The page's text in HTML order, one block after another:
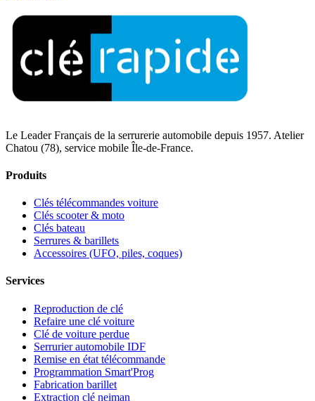
Le Leader Français de la serrurerie automobile depuis 1957. Atelier
Chatou (78), service mobile Île-de-France.
Produits
Clés télécommandes voiture
Clés scooter & moto
Clés bateau
Serrures & barillets
Accessoires (UFO, piles, coques)
Services
Reproduction de clé
Refaire une clé voiture
Clé de voiture perdue
Serrurier automobile IDF
Remise en état télécommande
Programmation Smart'Prog
Fabrication barillet
Extraction clé neiman